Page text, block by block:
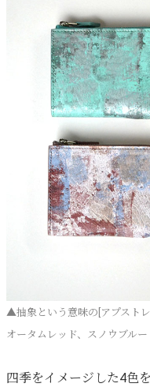
▲抽象という意味の[アプストレ
オータムレッド、スノウブルー
四季をイメージした4色を